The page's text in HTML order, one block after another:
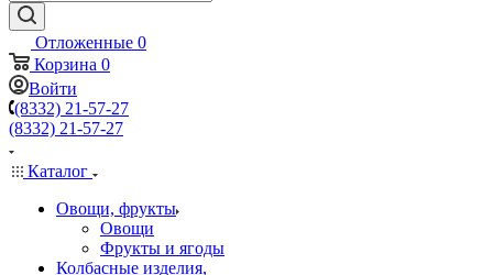
Отложенные 0
Корзина 0
Войти
(8332) 21-57-27
(8332) 21-57-27
Каталог
Овощи, фрукты
Овощи
Фрукты и ягоды
Колбасные изделия,